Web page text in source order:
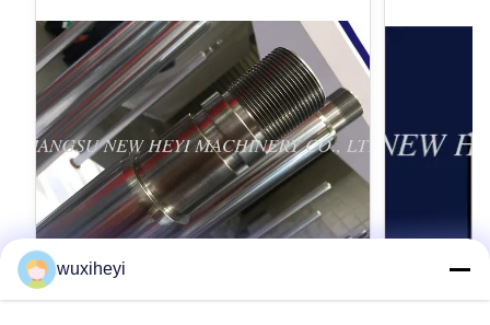
wuxiheyi